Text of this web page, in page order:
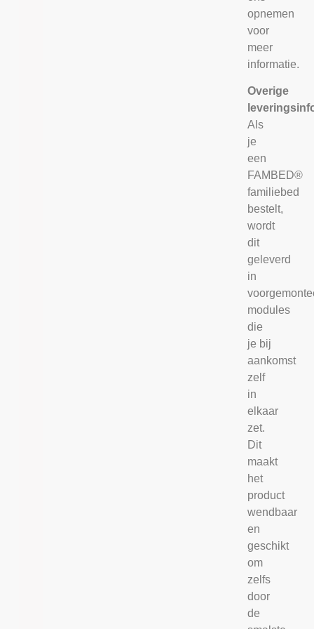
opnemen
voor
meer
informatie.
Overige
Als
je
een
FAMBED®
familiebed
bestelt,
wordt
dit
geleverd
in
modules
die
je bij
aankomst
zelf
in
elkaar
zet.
Dit
maakt
het
product
wendbaar
en
geschikt
om
zelfs
door
de